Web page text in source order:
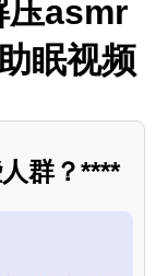
压asmr
眠视频
群？****